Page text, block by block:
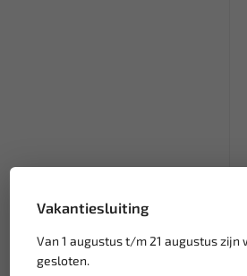
Vakantiesluiting
Van 1 augustus t/m 21 augustus zijn
gesloten.